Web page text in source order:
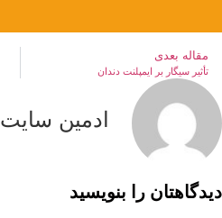
مقاله بعدی
تأثیر سیگار بر ایمپلنت دندان
ادمین سایت
دیدگاهتان را بنویسید